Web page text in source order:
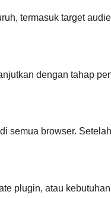
termasuk target
dengan tahap
semua browser.
plugin, atau